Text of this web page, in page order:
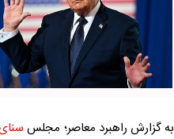
به گزارش راهبرد معاصر؛ مجلس